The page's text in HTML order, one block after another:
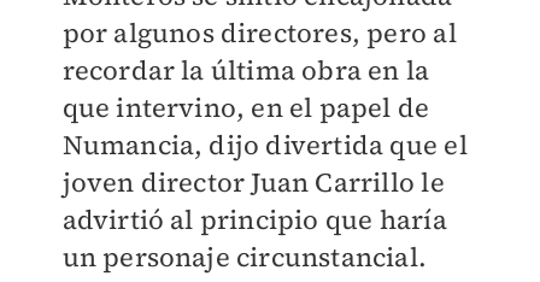
por algunos directores, pero al
recordar la última obra en la
que intervino, en el papel de
Numancia, dijo divertida que el
joven director Juan Carrillo le
advirtió al principio que haría
un personaje circunstancial.